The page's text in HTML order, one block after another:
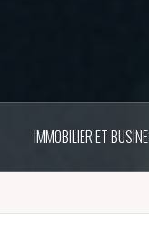
IMMOBILIER ET